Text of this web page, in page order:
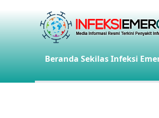
Beranda Sekilas Infeksi